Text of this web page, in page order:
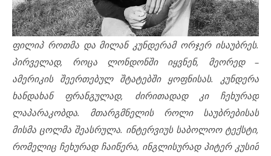
ფილიპ როთმა და მილან კუნდერამ ორჯერ ისაუბრეს.
პირველად, როცა ლონდონში იყვნენ, მეორედ –
ამერიკის შეერთებულ შტატებში ყოფნისას. კუნდერა
ხანდახან ფრანგულად, ძირითადად კი ჩეხურად
ლაპარაკობდა. მთარგმნელის როლი საუბრებისას
მისმა ცოლმა შეასრულა. ინტერვიუს საბოლოო ტექსტი,
რომელიც ჩეხურად ჩაიწერა, ინგლისურად პიტერ კუსიმ